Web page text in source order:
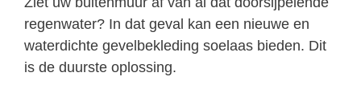
regenwater? In dat geval kan een nieuwe en
waterdichte gevelbekleding soelaas bieden. Dit
is de duurste oplossing.